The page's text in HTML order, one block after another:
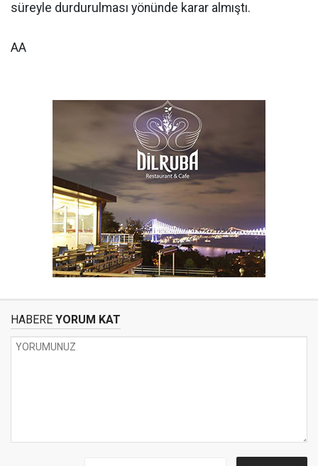
süreyle durdurulması yönünde karar almıştı.
AA
HABERE YORUM KAT